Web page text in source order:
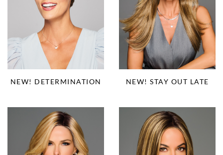
NEW! DETERMINATION NEW! STAY OUT LATE